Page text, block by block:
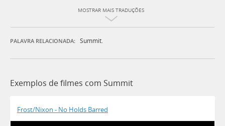
MOSTRAR MAIS TRADUÇÕES
PALAVRA RELACIONADA: Summit.
Exemplos de filmes com Summit
Frost/Nixon - No Holds Barred